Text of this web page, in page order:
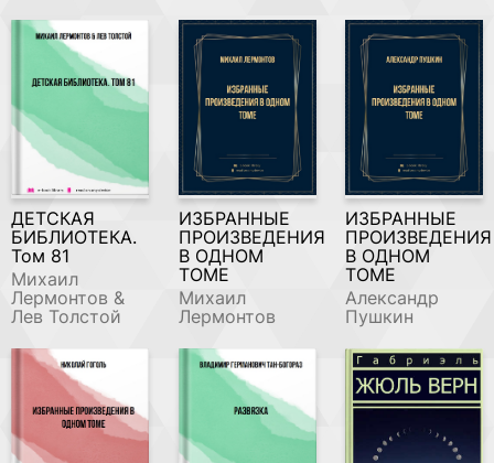
ДЕТСКАЯ
БИБЛИОТЕКА.
Том 81
Михаил
Лермонтов &
Лев Толстой
ИЗБРАННЫЕ
ПРОИЗВЕДЕНИЯ
В ОДНОМ
ТОМЕ
Михаил
Лермонтов
ИЗБРАННЫЕ
ПРОИЗВЕДЕНИЯ
В ОДНОМ
ТОМЕ
Александр
Пушкин